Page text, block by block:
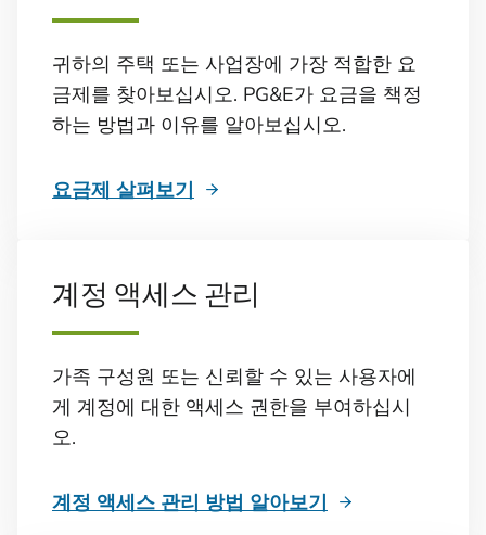
귀하의 주택 또는 사업장에 가장 적합한 요
금제를 찾아보십시오. PG&E가 요금을 책정
하는 방법과 이유를 알아보십시오.
요금제 살펴보기
계정 액세스 관리
가족 구성원 또는 신뢰할 수 있는 사용자에
게 계정에 대한 액세스 권한을 부여하십시
오.
계정 액세스 관리 방법 알아보기